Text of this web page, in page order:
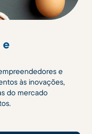
e
e
às inovações,
do mercado